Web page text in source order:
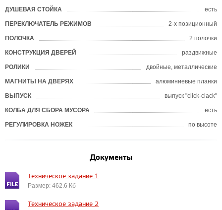
ДУШЕВАЯ СТОЙКА есть
ПЕРЕКЛЮЧАТЕЛЬ РЕЖИМОВ 2-х позиционный
ПОЛОЧКА 2 полочки
КОНСТРУКЦИЯ ДВЕРЕЙ раздвижные
РОЛИКИ двойные, металлические
МАГНИТЫ НА ДВЕРЯХ алюминиевые планки
ВЫПУСК выпуск "click-clack"
КОЛБА ДЛЯ СБОРА МУСОРА есть
РЕГУЛИРОВКА НОЖЕК по высоте
Документы
Техническое задание 1
Размер: 462.6 Кб
Техническое задание 2